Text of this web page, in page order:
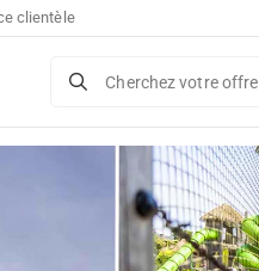
clientèle
Cherchez votre offre